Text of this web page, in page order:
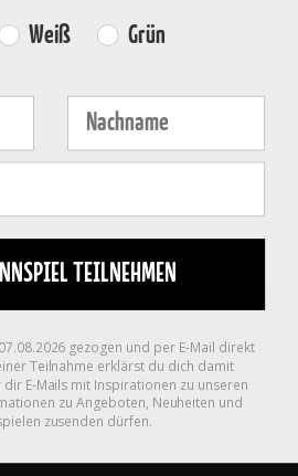
Hoptimisten heute Teil der großen dänischen
Weiß Grün
Efternavn
TEILNEHMEN
gezogen und per E-Mail direkt
Teilnahme erklärst du dich damit
E-Mails mit Inspirationen zu unseren
zu Angeboten, Neuheiten und
zusenden dürfen.